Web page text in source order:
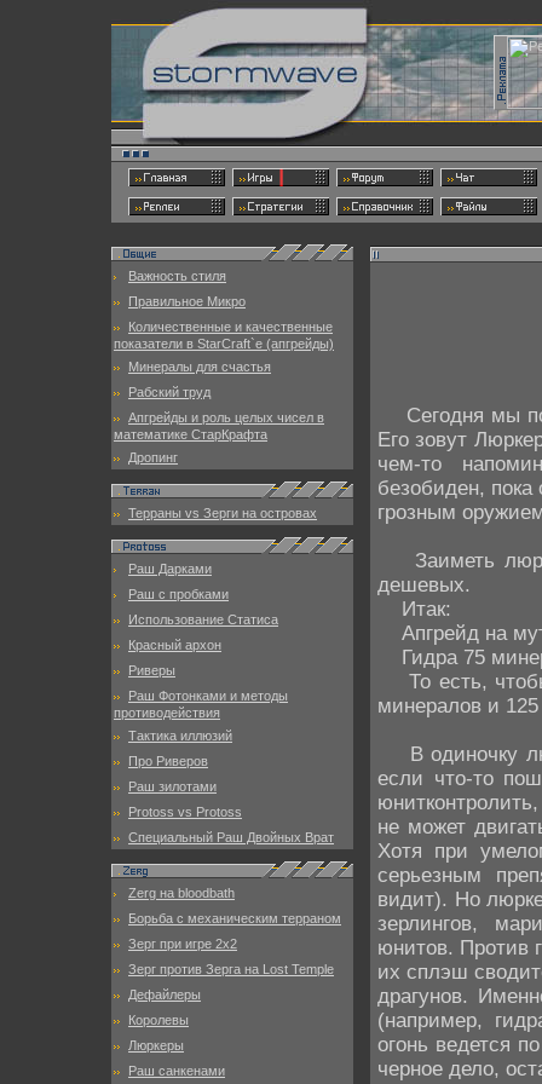
Важность стиля
Правильное Микро
Количественные и качественные
показатели в StarCraft`е (апгрейды)
Минералы для счастья
Рабский труд
Апгрейды и роль целых чисел в
математике СтарКрафта
Дропинг
Терраны vs Зерги на островах
Раш Дарками
Раш с пробками
Использование Статиса
Красный архон
Риверы
Раш Фотонками и методы
противодействия
Тактика иллюзий
Про Риверов
Раш зилотами
Protoss vs Protoss
Специальный Раш Двойных Врат
Zerg на bloodbath
Борьба с механическим терраном
Зерг при игре 2х2
Зерг против Зерга на Lost Temple
Дефайлеры
Королевы
Люркеры
Раш санкенами
Сегодня мы
Его зовут
чем-то
безобиден, пока
грозным
Заиметь
дешевых.
Итак:
Апгрейд на
Гидра 75
То есть,
минералов и 125
В одиночку
если что-то
не может
Хотя при
серьезным
видит). Но
зерлингов,
юнитов. Против
их сплэш
драгунов.
(например,
огонь ведется
черное дело,